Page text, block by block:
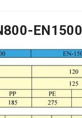
EN1500